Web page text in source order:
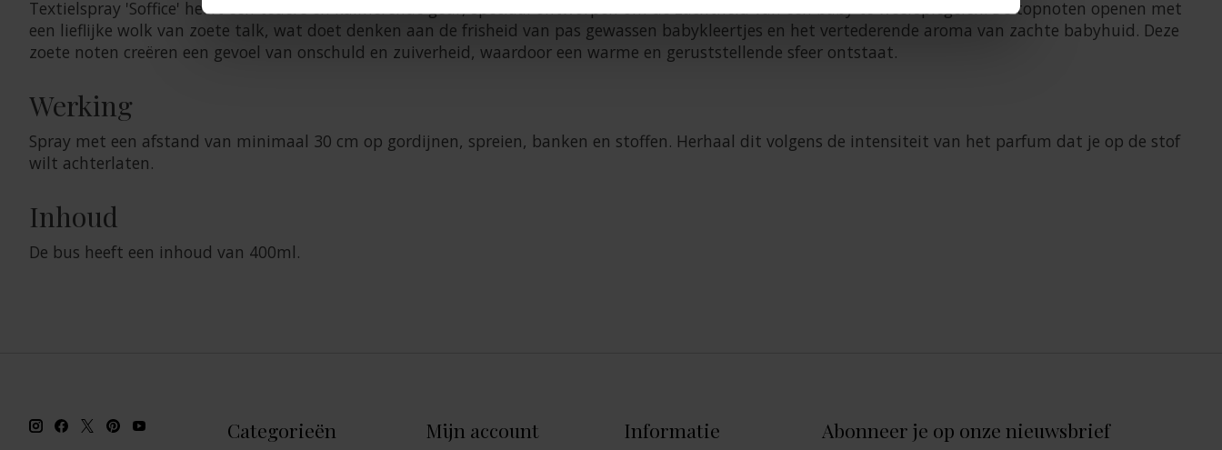
Textielspray 'Soffice' heeft een tedere en kalmerende geur, speciaal ontworpen om de zachtheid van een baby te weerspiegelen. De topnoten openen met
een lieflijke wolk van zoete talk, wat doet denken aan de frisheid van pas gewassen babykleertjes en het vertederende aroma van zachte babyhuid. Deze
zoete noten creëren een gevoel van onschuld en zuiverheid, waardoor een warme en geruststellende sfeer ontstaat.
Werking
Spray met een afstand van minimaal 30 cm op gordijnen, spreien, banken en stoffen. Herhaal dit volgens de intensiteit van het parfum dat je op de stof
wilt achterlaten.
Inhoud
De bus heeft een inhoud van 400ml.
Categorieën Mijn account Informatie Abonneer je op onze nieuwsbrief